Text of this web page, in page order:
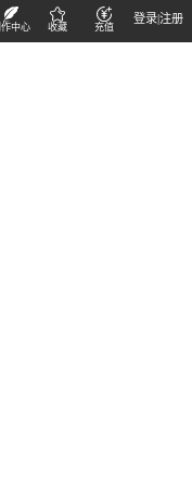
中心 收藏 充值
登录|注册